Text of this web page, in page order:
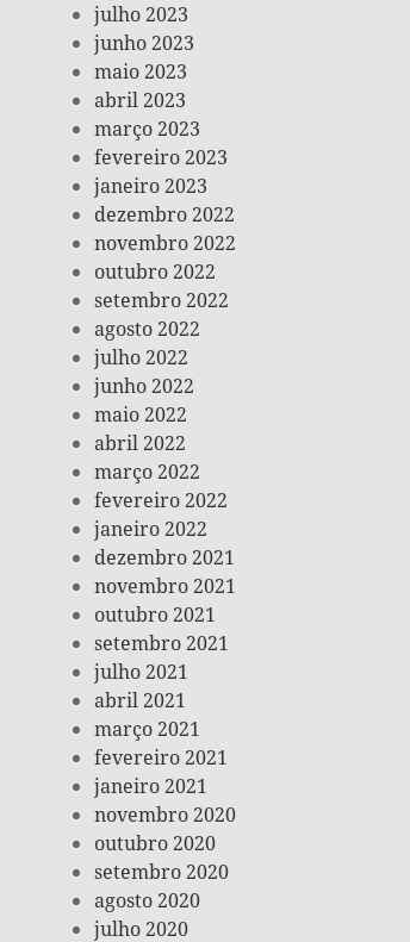
julho 2023
junho 2023
maio 2023
abril 2023
março 2023
fevereiro 2023
janeiro 2023
dezembro 2022
novembro 2022
outubro 2022
setembro 2022
agosto 2022
julho 2022
junho 2022
maio 2022
abril 2022
março 2022
fevereiro 2022
janeiro 2022
dezembro 2021
novembro 2021
outubro 2021
setembro 2021
julho 2021
abril 2021
março 2021
fevereiro 2021
janeiro 2021
novembro 2020
outubro 2020
setembro 2020
agosto 2020
julho 2020